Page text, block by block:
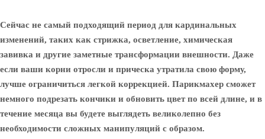
Сейчас не самый подходящий период для кардинальных
изменений, таких как стрижка, осветление, химическая
завивка и другие заметные трансформации внешности. Даже
если ваши корни отросли и прическа утратила свою форму,
лучше ограничиться легкой коррекцией. Парикмахер сможет
немного подрезать кончики и обновить цвет по всей длине, и в
течение месяца вы будете выглядеть великолепно без
необходимости сложных манипуляций с образом.